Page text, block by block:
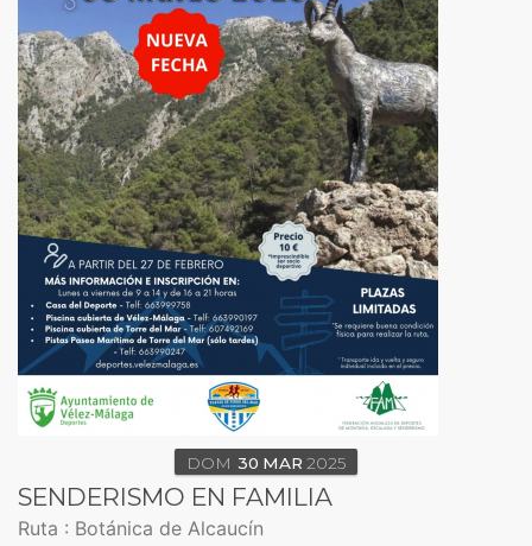
DOM 30 MAR 2025
SENDERISMO EN FAMILIA
Ruta : Botánica de Alcaucín